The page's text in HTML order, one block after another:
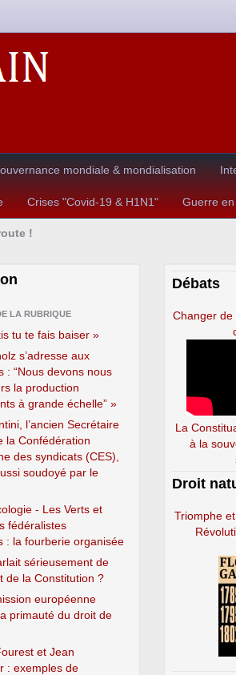
mondiale & mondialisation
Crises "Covid-19 & H1N1" Guerre
!
LA RUBRIQUE
tu te fais baiser »
s’adresse aux
: “Nous devons nous
la production
à grande échelle” »
l’ancien Secrétaire
la Confédération
des syndicats (CES),
soudoyé par le
- Les Verts et
fédéralistes
: la fourberie organisée
sérieusement de
de la Constitution ?
européenne
primauté du droit de
et Jean
: exemples de
Débats
Changer de
La
à la
Droit
Triomphe